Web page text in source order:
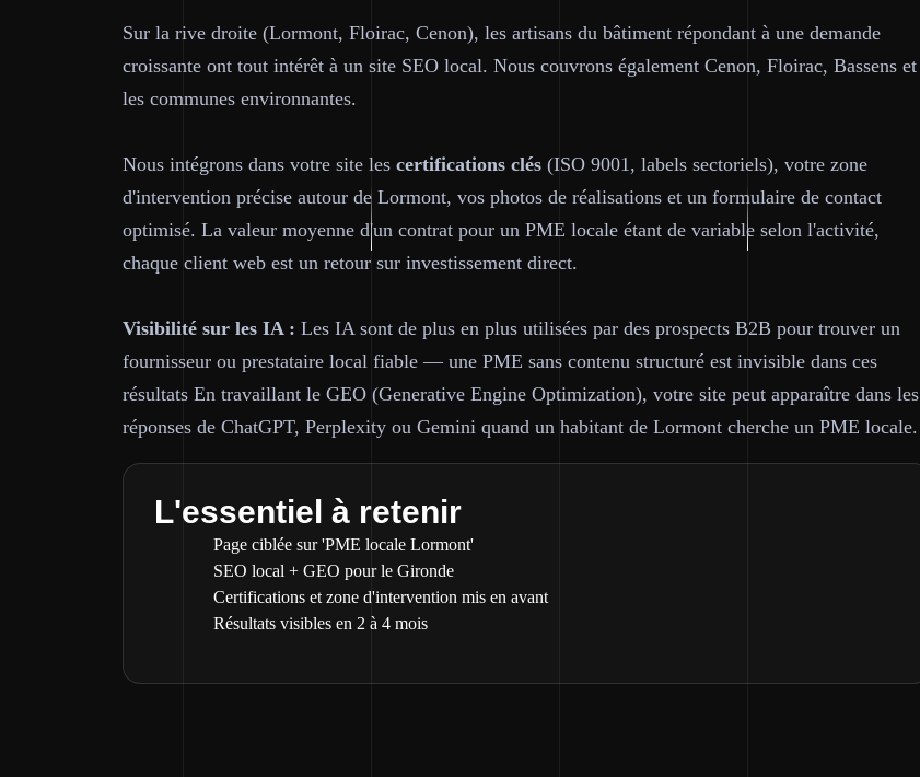
Sur la rive droite (Lormont, Floirac, Cenon), les artisans du bâtiment répondant à une demande
croissante ont tout intérêt à un site SEO local. Nous couvrons également Cenon, Floirac, Bassens et
les communes environnantes.
Nous intégrons dans votre site les certifications clés (ISO 9001, labels sectoriels), votre zone
d'intervention précise autour de Lormont, vos photos de réalisations et un formulaire de contact
optimisé. La valeur moyenne d'un contrat pour un PME locale étant de variable selon l'activité,
chaque client web est un retour sur investissement direct.
Visibilité sur les IA : Les IA sont de plus en plus utilisées par des prospects B2B pour trouver un
fournisseur ou prestataire local fiable — une PME sans contenu structuré est invisible dans ces
résultats En travaillant le GEO (Generative Engine Optimization), votre site peut apparaître dans les
réponses de ChatGPT, Perplexity ou Gemini quand un habitant de Lormont cherche un PME locale.
L'essentiel à retenir
Page ciblée sur 'PME locale Lormont'
SEO local + GEO pour le Gironde
Certifications et zone d'intervention mis en avant
Résultats visibles en 2 à 4 mois